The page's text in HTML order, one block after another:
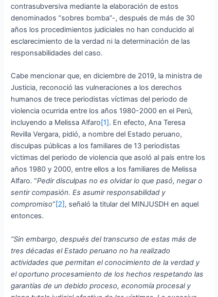
contrasubversiva mediante la elaboración de estos
denominados “sobres bomba”-, después de más de 30
años los procedimientos judiciales no han conducido al
esclarecimiento de la verdad ni la determinación de las
responsabilidades del caso.
Cabe mencionar que, en diciembre de 2019, la ministra de
Justicia, reconoció las vulneraciones a los derechos
humanos de trece periodistas víctimas del periodo de
violencia ocurrida entre los años 1980-2000 en el Perú,
incluyendo a Melissa Alfaro[1]. En efecto, Ana Teresa
Revilla Vergara, pidió, a nombre del Estado peruano,
disculpas públicas a los familiares de 13 periodistas
víctimas del periodo de violencia que asoló al país entre los
años 1980 y 2000, entre ellos a los familiares de Melissa
Alfaro. “Pedir disculpas no es olvidar lo que pasó, negar o
sentir compasión. Es asumir responsabilidad y
compromiso” [2] , señaló la titular del MINJUSDH en aquel
entonces.
“Sin embargo, después del transcurso de estas más de
tres décadas el Estado peruano no ha realizado
actividades que permitan el conocimiento de la verdad y
el oportuno procesamiento de los hechos respetando las
garantías de un debido proceso, economía procesal y